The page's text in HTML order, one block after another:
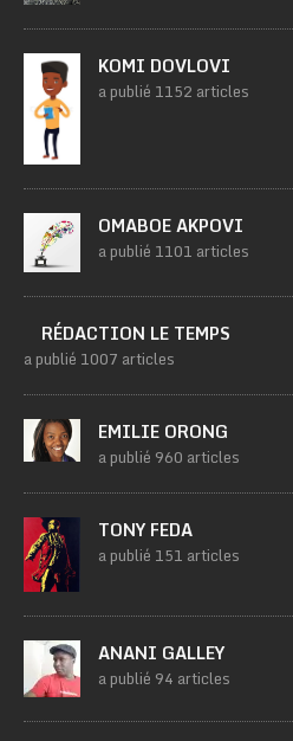
KOMI DOVLOVI
a publié 1152 articles
OMABOE AKPOVI
a publié 1101 articles
RÉDACTION LE TEMPS
a publié 1007 articles
EMILIE ORONG
a publié 960 articles
TONY FEDA
a publié 151 articles
ANANI GALLEY
a publié 94 articles